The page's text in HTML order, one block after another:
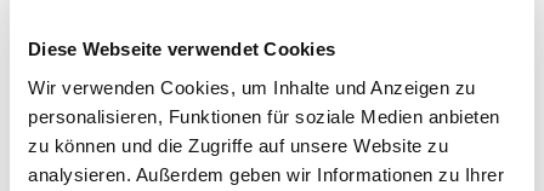
Diese Webseite verwendet Cookies
Wir verwenden Cookies, um Inhalte und Anzeigen zu
personalisieren, Funktionen für soziale Medien anbieten
zu können und die Zugriffe auf unsere Website zu
analysieren. Außerdem geben wir Informationen zu Ihrer
Auf den Wunschzettel
* Gilt für Lieferungen innerhalb Deutschlands, Lieferzeiten für andere
Länder entnehmen Sie bitte unserenVersandinformationen .